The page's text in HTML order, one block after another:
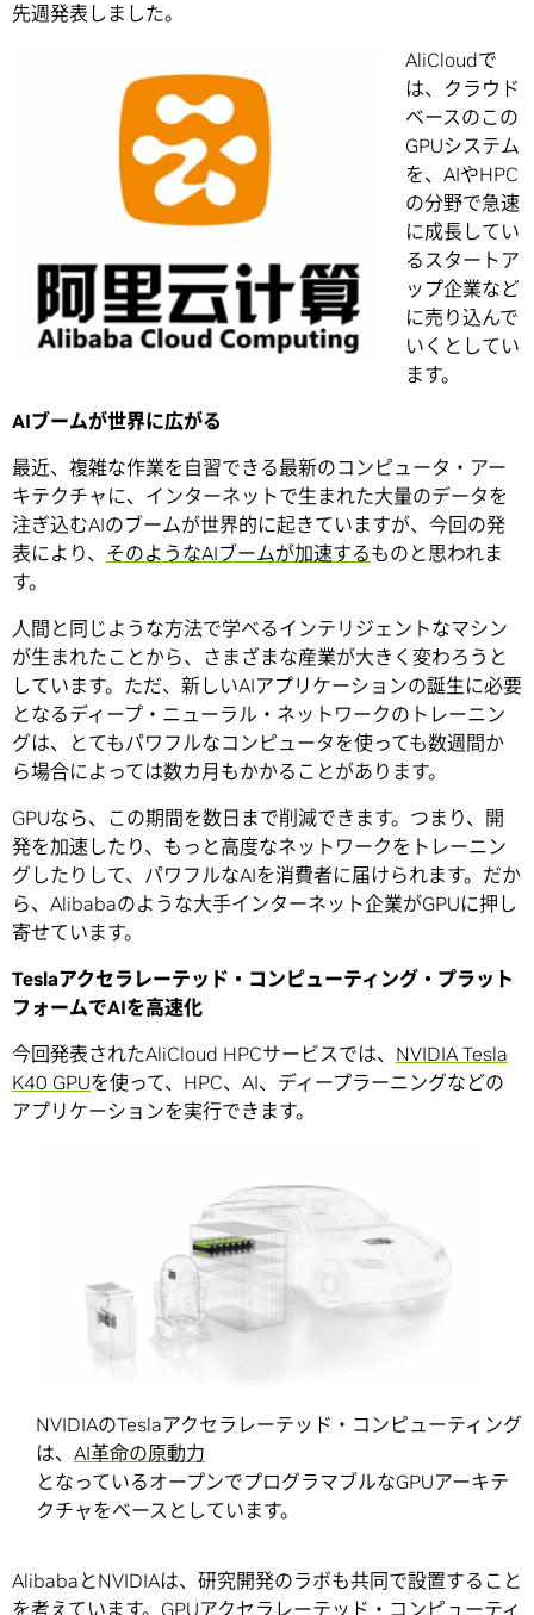
先週発表しました。
AliCloudで
は、クラウド
ベースのこの
GPUシステム
を、AIやHPC
の分野で急速
に成長してい
るスタートア
ップ企業など
に売り込んで
いくとしてい
ます。
AIブームが世界に広がる
最近、複雑な作業を自習できる最新のコンピュータ・アー
キテクチャに、インターネットで生まれた大量のデータを
注ぎ込むAIのブームが世界的に起きていますが、今回の発
表により、 そのようなAIブームが加速するものと思われま
す。
人間と同じような方法で学べるインテリジェントなマシン
が生まれたことから、さまざまな産業が大きく変わろうと
しています。ただ、新しいAIアプリケーションの誕生に必要
となるディープ・ニューラル・ネットワークのトレーニン
グは、とてもパワフルなコンピュータを使っても数週間か
ら場合によっては数カ月もかかることがあります。
GPUなら、この期間を数日まで削減できます。つまり、開
発を加速したり、もっと高度なネットワークをトレーニン
グしたりして、パワフルなAIを消費者に届けられます。だか
ら、Alibabaのような大手インターネット企業がGPUに押し
寄せています。
Teslaアクセラレーテッド・コンピューティング・プラット
フォームでAIを高速化
今回発表されたAliCloud HPCサービスでは、 NVIDIA Tesla
K40 GPUを使って、HPC、AI、ディープラーニングなどの
アプリケーションを実行できます。
NVIDIAのTeslaアクセラレーテッド・コンピューティング
は、 AI革命の原動力
となっているオープンでプログラマブルなGPUアーキテ
クチャをベースとしています。
AlibabaとNVIDIAは、研究開発のラボも共同で設置すること
を考えています。GPUアクセラレーテッド・コンピューティ